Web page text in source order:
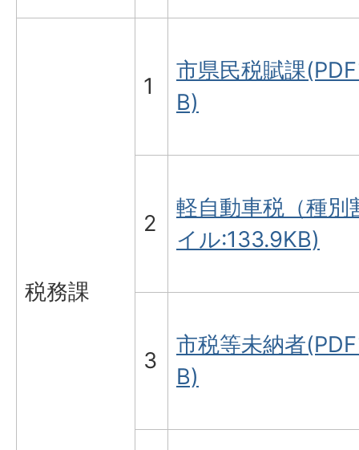
税務課
1
市県民税賦課
B)
2
軽自動車税（種
イル:133.9KB)
3
市税等未納者
B)